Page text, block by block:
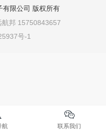
有限公司 版权所有
航邦 15750843657
号-1
航 联系我们